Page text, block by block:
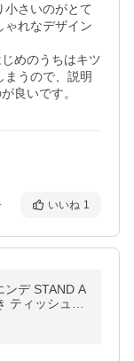
さいのがとて
ゃれなデザイン
めのうちはキツ
まうので、説明
良いです。
いいね 1
ンデ STAND A
ティッシュボ
ース DU0025